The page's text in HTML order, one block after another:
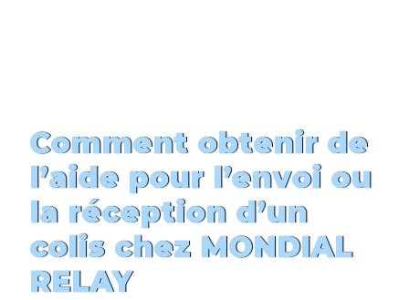
Comment obtenir de
l’aide pour l’envoi ou
la réception d’un
colis chez MONDIAL
RELAY